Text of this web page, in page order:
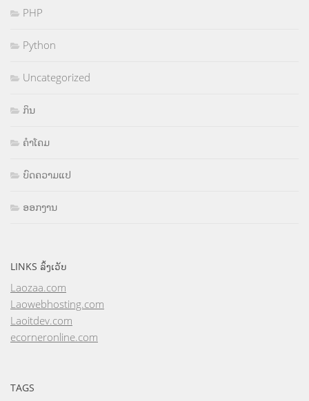
PHP
Python
Uncategorized
ກິນ
ຄຳໂຄມ
ບົດຄວາມແປ
ອອກງານ
LINKS ລິ້ງເວັບ
Laozaa.com
Laowebhosting.com
Laoitdev.com
ecorneronline.com
TAGS